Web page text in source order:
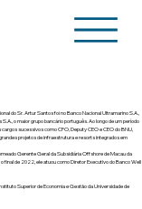
do Sr. Artur Santos foi no Banco Nacional Ultramarino S.A.,
o maior grupo bancário português. Ao longo de um período
sucessivos como CFO, Deputy CEO e CEO do BNU,
projetos de infraestrutura e resorts integrados em
Gerente Geral da Subsidiária Offshore de Macau da
final de 2022, ele atuou como Diretor Executivo do Banco Well
Superior de Economia e Gestão da Universidade de